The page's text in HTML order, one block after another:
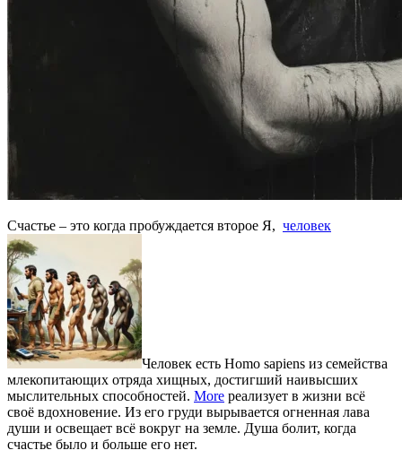
Счастье – это когда пробуждается второе Я, человек
Человек есть Homo sapiens из семейства
млекопитающих отряда хищных, достигший наивысших
мыслительных способностей. More реализует в жизни всё
своё вдохновение. Из его груди вырывается огненная лава
души и освещает всё вокруг на земле. Душа болит, когда
счастье было и больше его нет.